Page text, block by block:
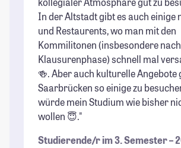
In der Altstadt gibt es auch einige
und Restaurents, wo man mit den
Kommilitonen (insbesondere
Klausurenphase) schnell mal
🍻. Aber auch kulturelle Angebote
Saarbrücken so einige zu
würde mein Studium wie bisher
wollen 😇."
Studierende/r im 3. Semester –